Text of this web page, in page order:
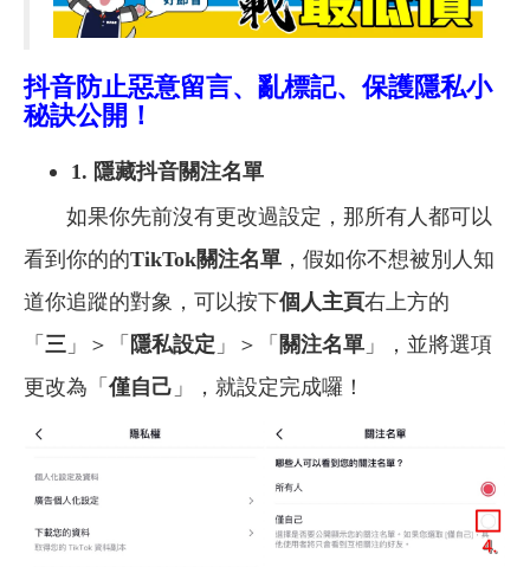
抖音防止惡意留言、亂標記、保護隱私小
秘訣公開！
1. 隱藏抖音關注名單
如果你先前沒有更改過設定，那所有人都可以
看到你的的TikTok關注名單 ，假如你不想被別人知
道你追蹤的對象，可以按下個人主頁右上方的
「 三 」＞「 隱私設定 」＞「 關注名單 」，並將選項
更改為「 僅自己 」，就設定完成囉！